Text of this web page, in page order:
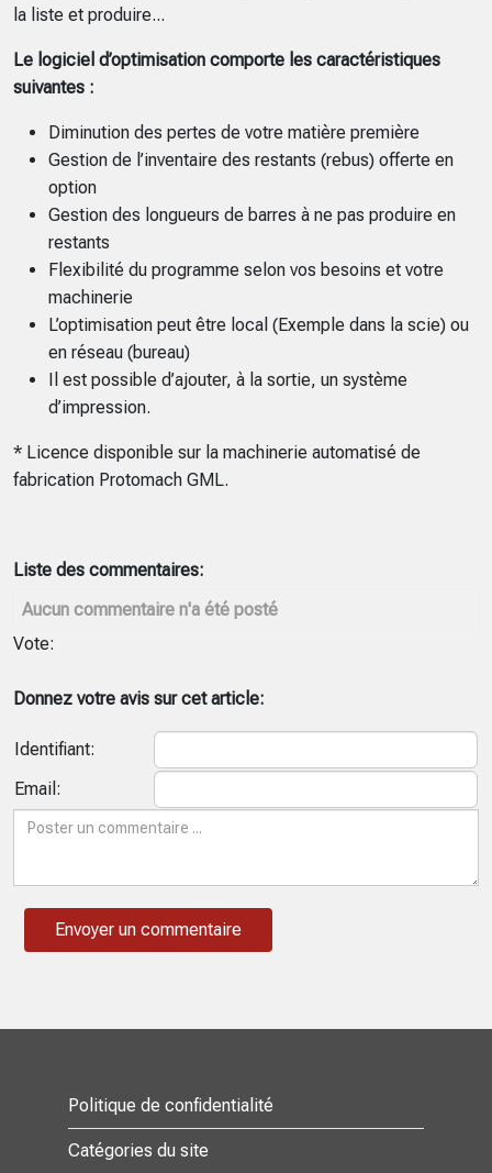
la liste et produire...
Le logiciel d’optimisation comporte les caractéristiques
suivantes :
Diminution des pertes de votre matière première
Gestion de l’inventaire des restants (rebus) offerte en
option
Gestion des longueurs de barres à ne pas produire en
restants
Flexibilité du programme selon vos besoins et votre
machinerie
L’optimisation peut être local (Exemple dans la scie) ou
en réseau (bureau)
Il est possible d’ajouter, à la sortie, un système
d’impression.
* Licence disponible sur la machinerie automatisé de
fabrication Protomach GML.
Liste des commentaires:
Aucun commentaire n'a été posté
Vote:
Donnez votre avis sur cet article:
Identifiant:
Email:
Politique de confidentialité
Catégories du site